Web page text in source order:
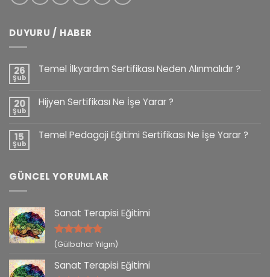
DUYURU / HABER
26
Şub
Temel İlkyardım Sertifikası Neden Alınmalıdır ?
20
Şub
Hijyen Sertifikası Ne İşe Yarar ?
15
Şub
Temel Pedagoji Eğitimi Sertifikası Ne İşe Yarar ?
GÜNCEL YORUMLAR
Sanat Terapisi Eğitimi
5 üzerinden
(Gülbahar Yılgın)
Sanat Terapisi Eğitimi